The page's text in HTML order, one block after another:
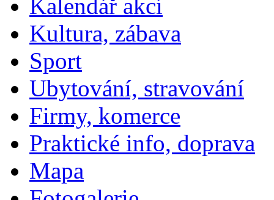
Kalendář akcí
Kultura, zábava
Sport
Ubytování, stravování
Firmy, komerce
Praktické info, doprava
Mapa